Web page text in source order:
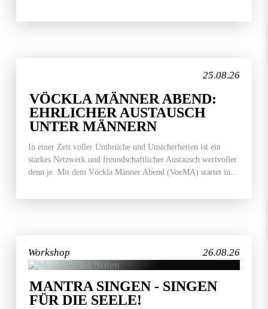
25.08.26
VÖCKLA MÄNNER ABEND:
EHRLICHER AUSTAUSCH
UNTER MÄNNERN
In einer Zeit voller Umbrüche und Unsicherheiten ist ein
starkes Netzwerk und freundschaftlicher Austausch wertvoller
denn je. Mit dem Vöckla Männer Abend (VoeMA) startet in...
26.08.26
Workshop
MANTRA SINGEN - SINGEN
FÜR DIE SEELE!